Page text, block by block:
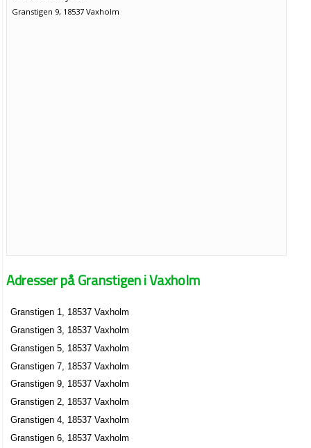
Granstigen 9, 18537 Vaxholm
Adresser på Granstigen i Vaxholm
Granstigen 1, 18537 Vaxholm
Granstigen 3, 18537 Vaxholm
Granstigen 5, 18537 Vaxholm
Granstigen 7, 18537 Vaxholm
Granstigen 9, 18537 Vaxholm
Granstigen 2, 18537 Vaxholm
Granstigen 4, 18537 Vaxholm
Granstigen 6, 18537 Vaxholm